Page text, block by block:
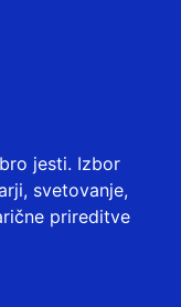
jesti. Izbor
svetovanje,
prireditve